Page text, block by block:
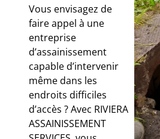
Vous envisagez de
faire appel à une
entreprise
d’assainissement
capable d’intervenir
même dans les
endroits difficiles
d’accès ? Avec RIVIERA
ASSAINISSEMENT